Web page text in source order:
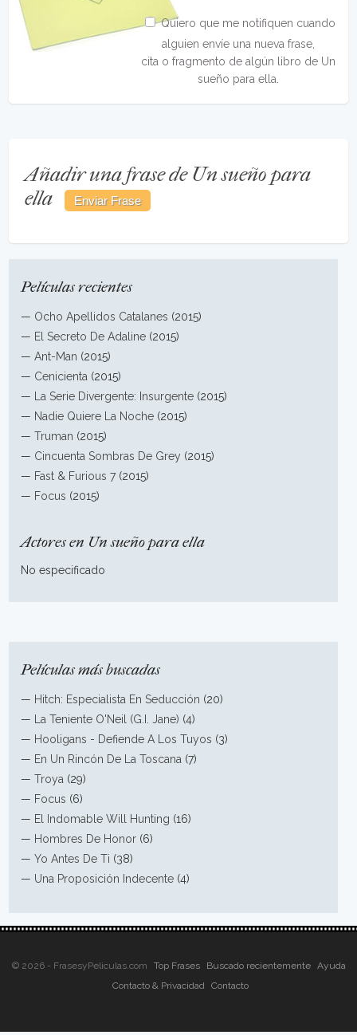
Quiero que me notifiquen cuando
alguien envíe una nueva frase,
cita o fragmento de algún libro de Un
sueño para ella.
Añadir una frase de Un sueño para
ella
Películas recientes
— Ocho Apellidos Catalanes (2015)
— El Secreto De Adaline (2015)
—Ant-Man (2015)
— Cenicienta (2015)
—
La Serie Divergente: Insurgente (2015)
— Nadie Quiere La Noche (2015)
—Truman (2015)
— Cincuenta Sombras De Grey (2015)
— Fast & Furious 7 (2015)
— Focus (2015)
Actores en Un sueño para ella
No especificado
Películas más buscadas
— Hitch: Especialista En Seducción (20)
—
La Teniente O'Neil (G.I. Jane) (4)
— Hooligans - Defiende A Los Tuyos (3)
— En Un Rincón De La Toscana (7)
—Troya (29)
— Focus (6)
— El Indomable Will Hunting (16)
— Hombres De Honor (6)
—Yo Antes De Ti (38)
— Una Proposición Indecente (4)
© 2026 - FrasesyPeliculas.com Top Frases Buscado recientemente
Ayuda
Contacto & Privacidad
Contacto